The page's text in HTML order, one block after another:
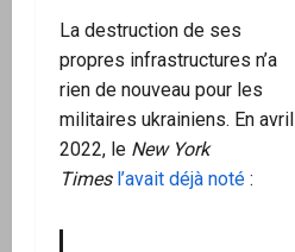
La destruction de ses
propres infrastructures n’a
rien de nouveau pour les
militaires ukrainiens. En avril
2022, le New York
Times l’avait déjà noté :